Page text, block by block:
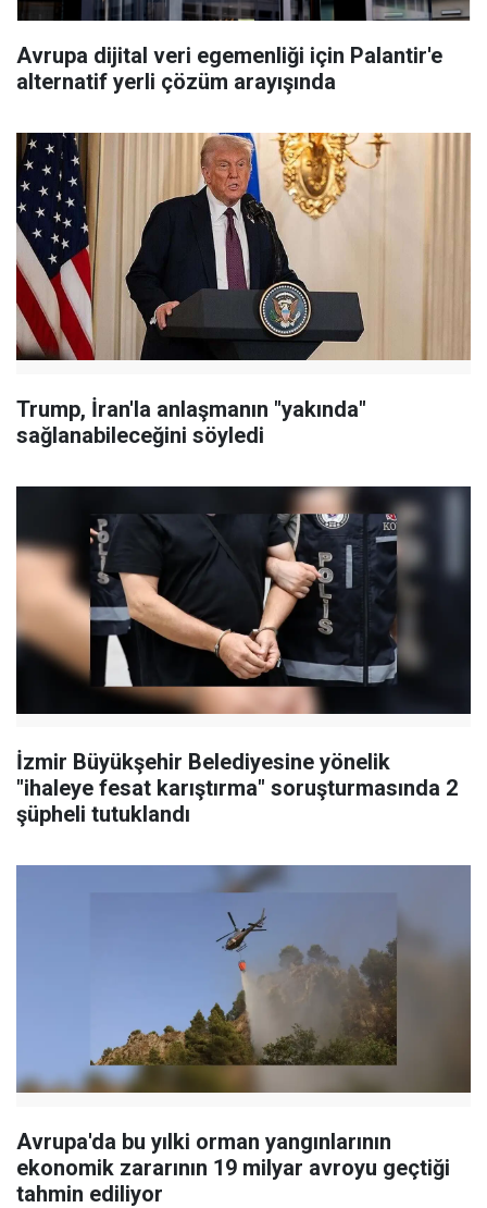
Avrupa dijital veri egemenliği için Palantir'e
alternatif yerli çözüm arayışında
Trump, İran'la anlaşmanın "yakında"
sağlanabileceğini söyledi
İzmir Büyükşehir Belediyesine yönelik
"ihaleye fesat karıştırma" soruşturmasında 2
şüpheli tutuklandı
Avrupa'da bu yılki orman yangınlarının
ekonomik zararının 19 milyar avroyu geçtiği
tahmin ediliyor